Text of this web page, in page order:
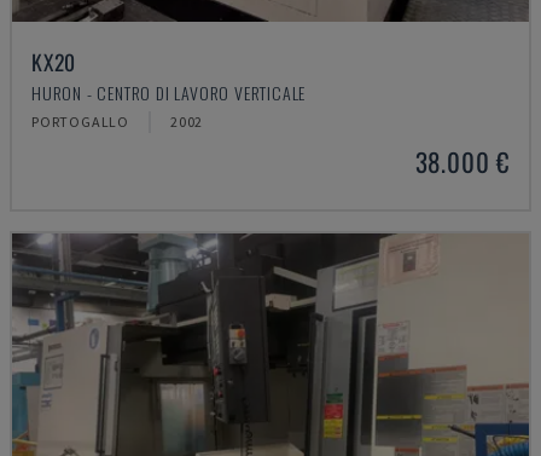
KX20
HURON - CENTRO DI LAVORO VERTICALE
PORTOGALLO 2002
38.000 €